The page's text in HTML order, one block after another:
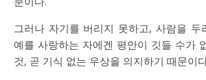
그러나 자기를 버리지 못하고, 사람을 두
예를 사랑하는 자에겐 평안이 깃들 수가
것, 곧 기식 없는 우상을 의지하기 때문이